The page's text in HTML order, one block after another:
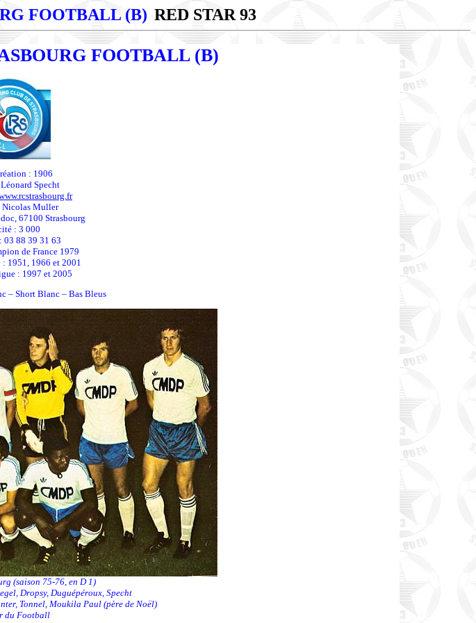
FOOTBALL (B) RED STAR 93
FOOTBALL (B)
: 1906
Specht
Nicolas Muller
67100 Strasbourg
: 3 000
03 88 39 31 63
de France 1979
: 1951, 1966 et 2001
: 1997 et 2005
– Short Blanc – Bas Bleus
(saison 75-76, en D 1)
Dropsy, Duguépéroux, Specht
Tonnel, Moukila Paul (père de Noël)
du Football